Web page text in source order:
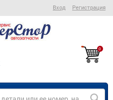
Вход Регистрация
0